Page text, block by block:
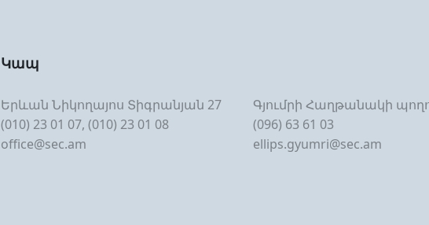
Կապ
Երևան Նիկողայոս Տիգրանյան 27
(010) 23 01 07, (010) 23 01 08
office@sec.am
Գյումրի Հաղթանակի
(096) 63 61 03
ellips.gyumri@sec.am